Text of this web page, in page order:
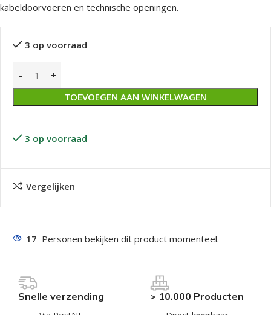
kabeldoorvoeren en technische openingen.
3 op voorraad
TOEVOEGEN AAN WINKELWAGEN
3 op voorraad
Vergelijken
17 Personen bekijken dit product momenteel.
Snelle verzending > 10.000 Producten